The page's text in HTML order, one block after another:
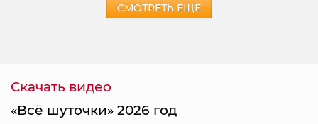
СМОТРЕТЬ ЕЩЕ
Скачать видео
«Всё шуточки» 2026 год